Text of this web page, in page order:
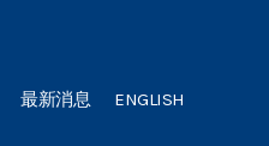
最新消息 ENGLISH